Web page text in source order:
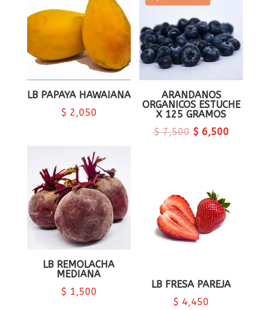
LB PAPAYA HAWAIANA
$ 2,050
ARANDANOS
ORGANICOS ESTUCHE
X 125 GRAMOS
$7,500 $ 6,500
LB REMOLACHA
MEDIANA
$ 1,500
LB FRESA PAREJA
$ 4,450